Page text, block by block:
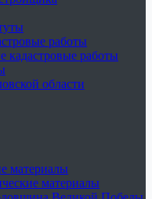
работы
кадастровые работы
области
материалы
материалы